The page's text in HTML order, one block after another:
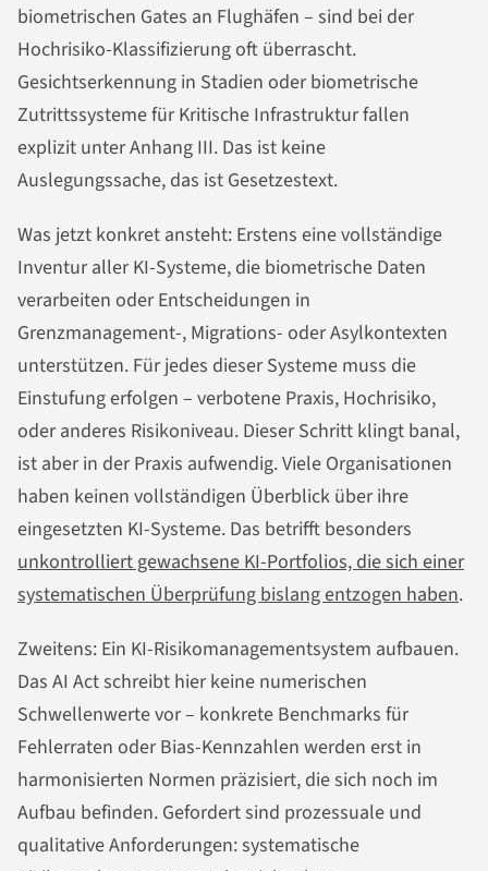
biometrischen Gates an Flughäfen – sind bei der
Hochrisiko-Klassifizierung oft überrascht.
Gesichtserkennung in Stadien oder biometrische
Zutrittssysteme für Kritische Infrastruktur fallen
explizit unter Anhang III. Das ist keine
Auslegungssache, das ist Gesetzestext.
Was jetzt konkret ansteht: Erstens eine vollständige
Inventur aller KI-Systeme, die biometrische Daten
verarbeiten oder Entscheidungen in
Grenzmanagement-, Migrations- oder Asylkontexten
unterstützen. Für jedes dieser Systeme muss die
Einstufung erfolgen – verbotene Praxis, Hochrisiko,
oder anderes Risikoniveau. Dieser Schritt klingt banal,
ist aber in der Praxis aufwendig. Viele Organisationen
haben keinen vollständigen Überblick über ihre
eingesetzten KI-Systeme. Das betrifft besonders
unkontrolliert gewachsene KI-Portfolios, die sich einer
systematischen Überprüfung bislang entzogen haben.
Zweitens: Ein KI-Risikomanagementsystem aufbauen.
Das AI Act schreibt hier keine numerischen
Schwellenwerte vor – konkrete Benchmarks für
Fehlerraten oder Bias-Kennzahlen werden erst in
harmonisierten Normen präzisiert, die sich noch im
Aufbau befinden. Gefordert sind prozessuale und
qualitative Anforderungen: systematische